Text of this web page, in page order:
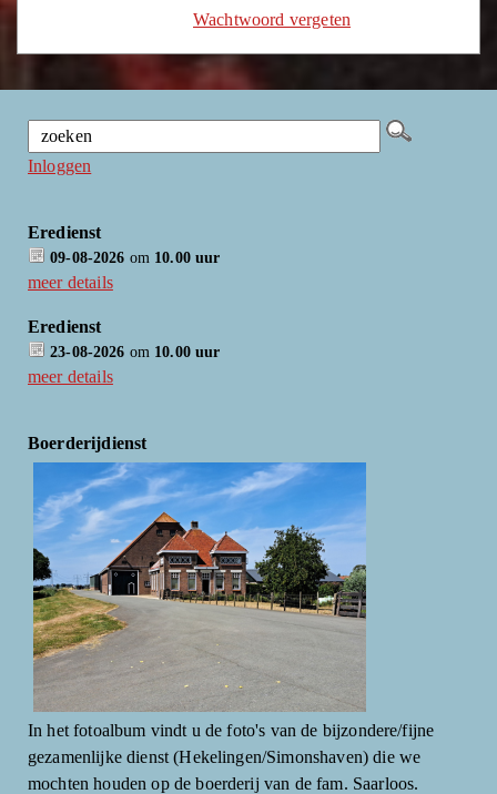
Wachtwoord vergeten
Inloggen
Eredienst
09-08-2026 om 10.00 uur
meer details
Eredienst
23-08-2026 om 10.00 uur
meer details
Boerderijdienst
In het fotoalbum vindt u de foto's van de bijzondere/fijne
gezamenlijke dienst (Hekelingen/Simonshaven) die we
mochten houden op de boerderij van de fam. Saarloos.